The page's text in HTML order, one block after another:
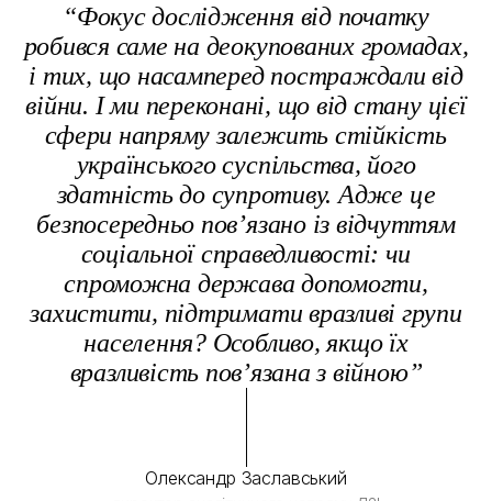
“Фокус дослідження від початку
робився саме на деокупованих громадах,
і тих, що насамперед постраждали від
війни. І ми переконані, що від стану цієї
сфери напряму залежить стійкість
українського суспільства, його
здатність до супротиву. Адже це
безпосередньо пов’язано із відчуттям
соціальної справедливості: чи
спроможна держава допомогти,
захистити, підтримати вразливі групи
населення? Особливо, якщо їх
вразливість пов’язана з війною”
Олександр Заславський